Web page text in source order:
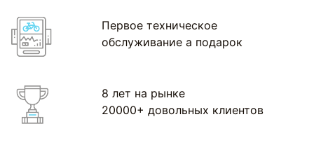
Первое техническое
обслуживание а подарок
8 лет на рынке
20000+ довольных клиентов